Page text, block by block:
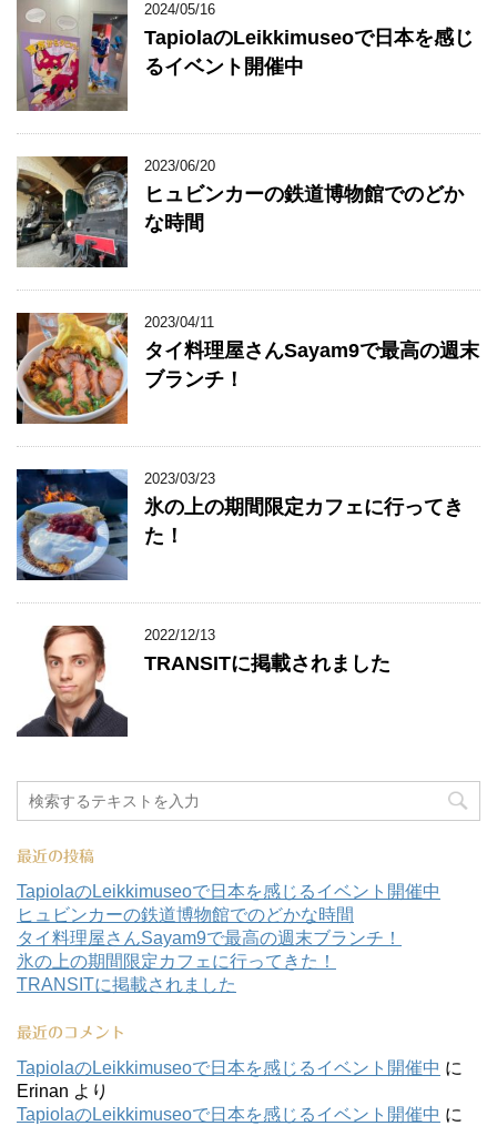
2024/05/16
TapiolaのLeikkimuseoで日本を感じ
るイベント開催中
2023/06/20
ヒュビンカーの鉄道博物館でのどか
な時間
2023/04/11
タイ料理屋さんSayam9で最高の週末
ブランチ！
2023/03/23
氷の上の期間限定カフェに行ってき
た！
2022/12/13
TRANSITに掲載されました
最近の投稿
TapiolaのLeikkimuseoで日本を感じるイベント開催中
ヒュビンカーの鉄道博物館でのどかな時間
タイ料理屋さんSayam9で最高の週末ブランチ！
氷の上の期間限定カフェに行ってきた！
TRANSITに掲載されました
最近のコメント
TapiolaのLeikkimuseoで日本を感じるイベント開催中 に
Erinan より
TapiolaのLeikkimuseoで日本を感じるイベント開催中 に